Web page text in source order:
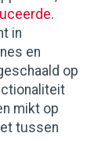
.
in
en
op
mikt op
tussen